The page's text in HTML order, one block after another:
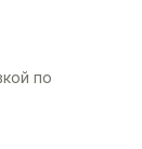
по